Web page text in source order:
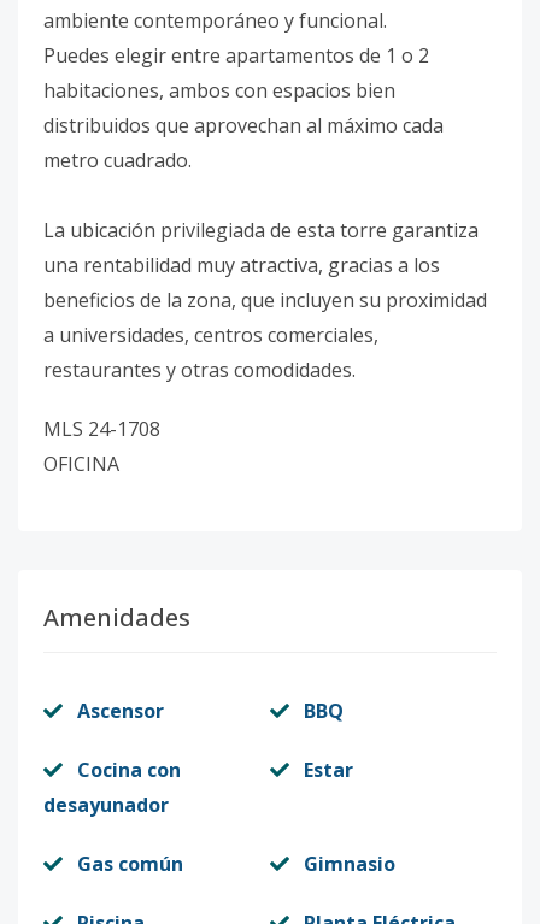
ambiente contemporáneo y funcional.
Puedes elegir entre apartamentos de 1 o 2
habitaciones, ambos con espacios bien
distribuidos que aprovechan al máximo cada
metro cuadrado.
La ubicación privilegiada de esta torre garantiza
una rentabilidad muy atractiva, gracias a los
beneficios de la zona, que incluyen su proximidad
a universidades, centros comerciales,
restaurantes y otras comodidades.
MLS 24-1708
OFICINA
Amenidades
Ascensor BBQ
Cocina con
desayunador
Estar
Gas común Gimnasio